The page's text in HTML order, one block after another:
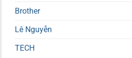
Brother
Lê Nguyễn
TECH